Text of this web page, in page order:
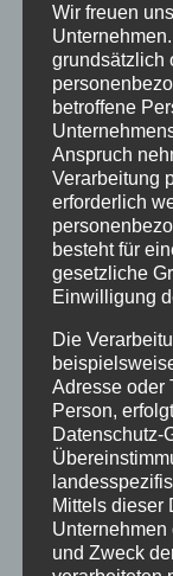
Infos
Check
2026
Wir freuen
grundsätzlich
betroffene
Anspruch
Verarbeitung
erforderlich
besteht für
gesetzliche
Einwilligung
Die
Adresse oder
Person,
Datenschutz-
Mittels dieser
Unternehmen
und Zweck